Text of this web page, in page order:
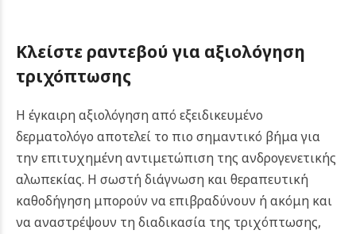
Κλείστε ραντεβού για αξιολόγηση
τριχόπτωσης
Η έγκαιρη αξιολόγηση από εξειδικευμένο
δερματολόγο αποτελεί το πιο σημαντικό βήμα για
την επιτυχημένη αντιμετώπιση της ανδρογενετικής
αλωπεκίας. Η σωστή διάγνωση και θεραπευτική
καθοδήγηση μπορούν να επιβραδύνουν ή ακόμη και
να αναστρέψουν τη διαδικασία της τριχόπτωσης,